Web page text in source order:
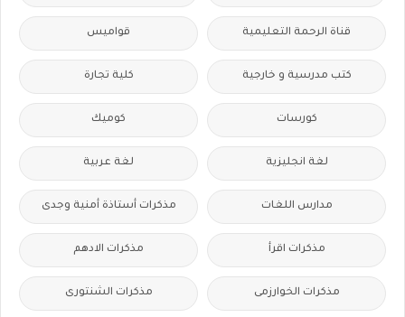
قناة الرحمة التعليمية قواميس
كتب مدرسية و خارجية كلية تجارة
كورسات كوميك
لغة انجليزية لغة عربية
مدارس اللغات مذكرات أستاذة أمنية وجدى
مذكرات اقرأ مذكرات الادهم
مذكرات الخوارزمى مذكرات الشنتورى